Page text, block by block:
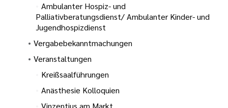
Ambulanter Hospiz- und
Palliativberatungsdienst/ Ambulanter Kinder- und
Jugendhospizdienst
Vergabebekanntmachungen
Veranstaltungen
Kreißsaalführungen
Anästhesie Kolloquien
Vinzentius am Markt